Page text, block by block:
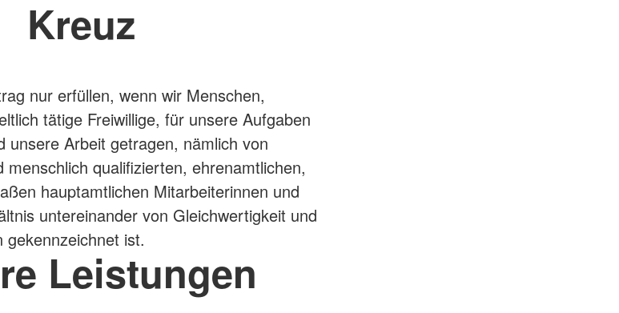
Kreuz
nur erfüllen, wenn wir Menschen,
tätige Freiwillige, für unsere Aufgaben
unsere Arbeit getragen, nämlich von
qualifizierten, ehrenamtlichen,
hauptamtlichen Mitarbeiterinnen und
untereinander von Gleichwertigkeit und
ist.
Leistungen